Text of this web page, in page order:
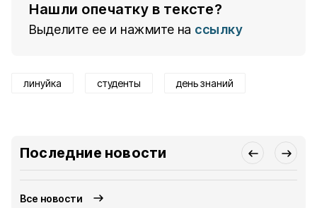
Нашли опечатку в тексте?
Выделите ее и нажмите на ссылку
линуйка студенты день знаний
Последние новости
Все новости